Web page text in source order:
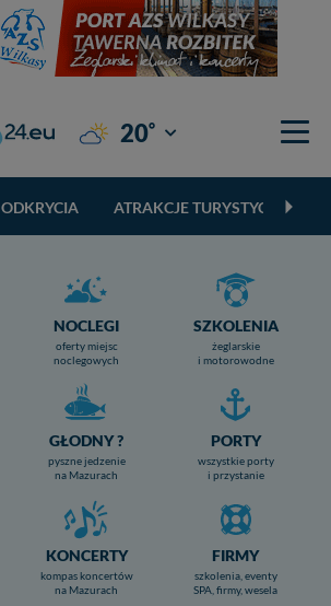
20° Giżycko
ODKRYCIA ATRAKCJE TURYSTYCZNE
NOCLEGI
oferty miejsc
noclegowych
SZKOLENIA
żeglarskie
i motorowodne
GŁODNY ?
pyszne jedzenie
na Mazurach
PORTY
wszystkie porty
i przystanie
KONCERTY
kompas koncertów
na Mazurach
FIRMY
szkolenia, eventy
SPA, firmy, wesela